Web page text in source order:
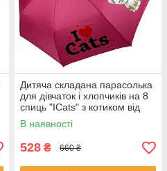
Дитяча складана парасолька
для дівчаток і хлопчиків на 8
спиць "ICats" з котиком від
Toprain яскраво-рожева
02089-5
В наявності
528 ₴ 660 ₴